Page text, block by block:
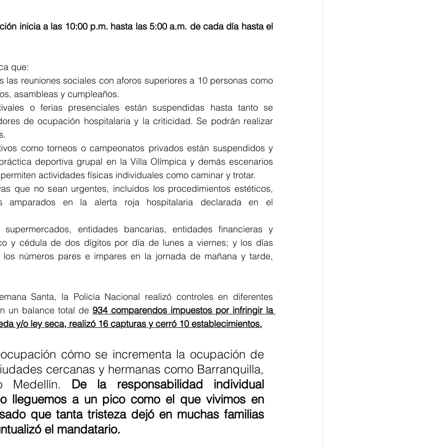
inicia a las 10:00 p.m. hasta las 5:00 a.m. de cada día hasta el
que:
las reuniones sociales con aforos superiores a 10 personas como
asambleas y cumpleaños.
o ferias presenciales están suspendidas hasta tanto se
de ocupación hospitalaria y la criticidad. Se podrán realizar
como torneos o campeonatos privados están suspendidos y
deportiva grupal en la Villa Olímpica y demás escenarios
actividades físicas individuales como caminar y trotar.
que no sean urgentes, incluidos los procedimientos estéticos,
amparados en la alerta roja hospitalaria declarada en el
entidades bancarias, entidades financieras y
y cédula de dos dígitos por día de lunes a viernes; y los días
números pares e impares en la jornada de mañana y tarde,
Santa, la Policía Nacional realizó controles en diferentes
un balance total de 934 comparendos impuestos por infringir la
y/o ley seca, realizó 16 capturas y cerró 10 establecimientos.
cómo se incrementa la ocupación de
cercanas y hermanas como Barranquilla,
Medellín. De la responsabilidad individual
lleguemos a un pico como el que vivimos en
que tanta tristeza dejó en muchas familias
el mandatario.